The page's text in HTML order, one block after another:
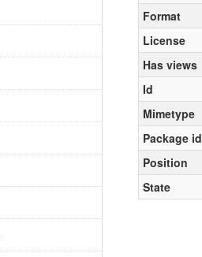
Format
License
Has views
Id
Mimetype
Package id
Position
State